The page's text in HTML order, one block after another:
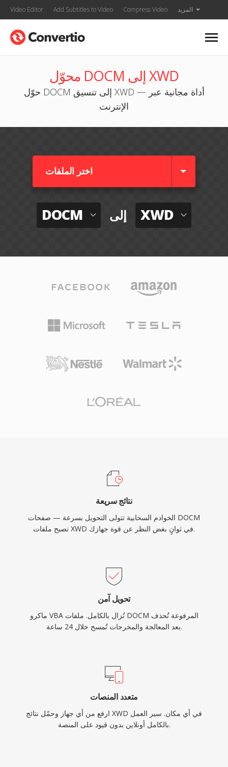
Video Editor Add Subtitles to Video Compress Video المزيد
محوّل DOCM إلى XWD
حوّل DOCM إلى تنسيق XWD — أداة مجانية عبر
الإنترنت
اختر الملفات
DOCM إلى XWD
نتائج سريعة
الخوادم السحابية تتولى التحويل بسرعة — صفحات DOCM
تصبح ملفات XWD في ثوانٍ بغض النظر عن قوة جهازك.
تحويل آمن
ماكرو VBA تُزال بالكامل. ملفات DOCM المرفوعة تُحذف
بعد المعالجة والمخرجات تُمسح خلال 24 ساعة.
متعدد المنصات
ارفع من أي جهاز وحمّل نتائج XWD في أي مكان. سير العمل
بالكامل أونلاين بدون قيود على المنصة.